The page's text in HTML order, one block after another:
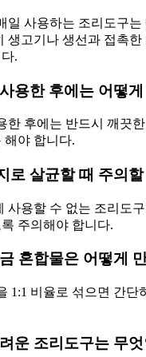
일 사용하는 조리도구는
생고기나 생선과 접촉한
.
용한 후에는 어떻
한 후에는 반드시 깨끗
해야 합니다.
로 살균할 때 주의
사용할 수 없는 조리도
주의해야 합니다.
혼합물은 어떻게
1:1 비율로 섞으면 간단
운 조리도구는 무